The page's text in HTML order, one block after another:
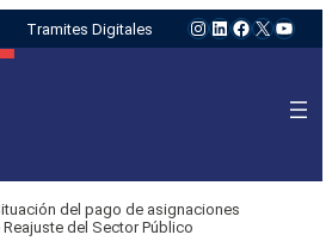
Tramites Digitales Instagram
LinkedIn
Facebook
X
del pago de asignaciones
del Sector Público